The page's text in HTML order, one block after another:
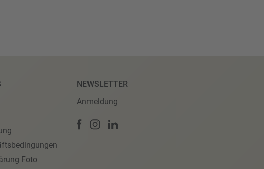
Foto
NEWSLETTER
Anmeldung